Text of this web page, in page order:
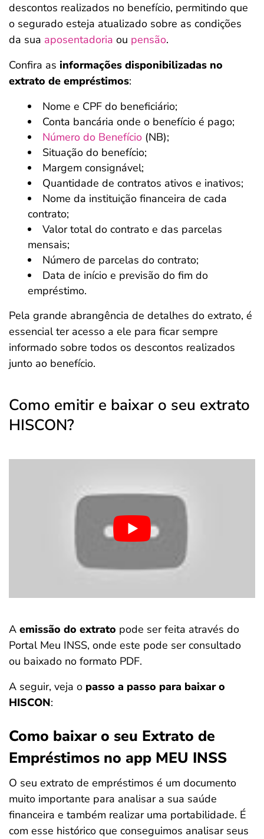
descontos realizados no benefício, permitindo que
o segurado esteja atualizado sobre as condições
da sua aposentadoria ou pensão.
Confira as informações disponibilizadas no
extrato de empréstimos:
Nome e CPF do beneficiário;
Conta bancária onde o benefício é pago;
Número do Benefício (NB);
Situação do benefício;
Margem consignável;
Quantidade de contratos ativos e inativos;
Nome da instituição financeira de cada
contrato;
Valor total do contrato e das parcelas
mensais;
Número de parcelas do contrato;
Data de início e previsão do fim do
empréstimo.
Pela grande abrangência de detalhes do extrato, é
essencial ter acesso a ele para ficar sempre
informado sobre todos os descontos realizados
junto ao benefício.
Como emitir e baixar o seu extrato
HISCON?
A emissão do extrato pode ser feita através do
Portal Meu INSS, onde este pode ser consultado
ou baixado no formato PDF.
A seguir, veja o passo a passo para baixar o
HISCON:
Como baixar o seu Extrato de
Empréstimos no app MEU INSS
O seu extrato de empréstimos é um documento
muito importante para analisar a sua saúde
financeira e também realizar uma portabilidade. É
com esse histórico que conseguimos analisar seus